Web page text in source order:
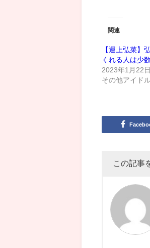
関連
【運上弘菜】
くれる人は少
2023年1月22日
その他アイド
この記事